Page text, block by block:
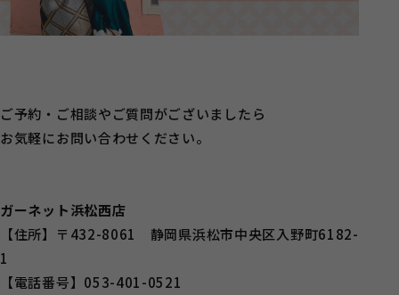
ご予約・ご相談やご質問がございましたら
お気軽にお問い合わせください。
ガーネット浜松西店
【住所】〒432-8061 静岡県浜松市中央区入野町6182-
1
【電話番号】053-401-0521